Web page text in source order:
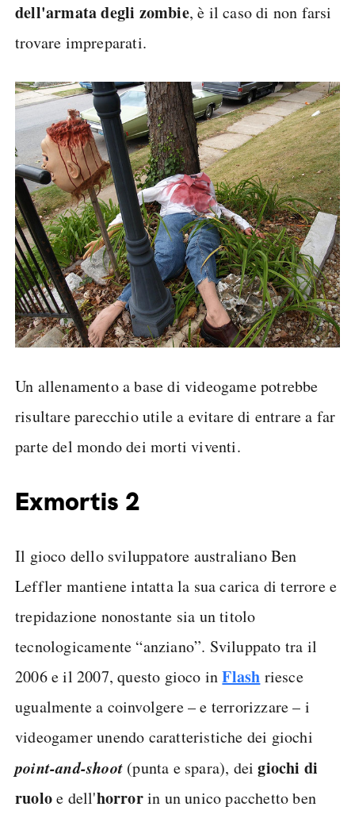
dell'armata degli zombie, è il caso di non farsi
trovare impreparati.
Un allenamento a base di videogame potrebbe
risultare parecchio utile a evitare di entrare a far
parte del mondo dei morti viventi.
Exmortis 2
Il gioco dello sviluppatore australiano Ben
Leffler mantiene intatta la sua carica di terrore e
trepidazione nonostante sia un titolo
tecnologicamente “anziano”. Sviluppato tra il
2006 e il 2007, questo gioco inFlash riesce
ugualmente a coinvolgere – e terrorizzare – i
videogamer unendo caratteristiche dei giochi
point-and-shoot (punta e spara), deigiochi di
ruoloe dell'horrorin un unico pacchetto ben